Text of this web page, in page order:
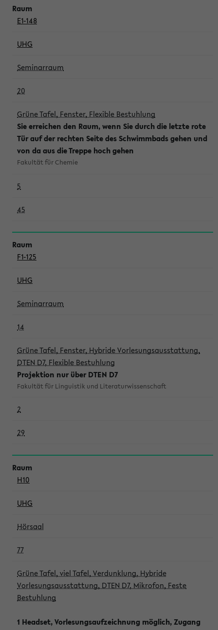
E1-148
UHG
Seminarraum
20
Grüne Tafel, Fenster, Flexible Bestuhlung
Sie erreichen den Raum, wenn Sie durch die letzte rote
Tür auf der rechten Seite des Schwimmbads gehen und
von da aus die Treppe hoch gehen
Fakultät für Chemie
5
45
F1-125
UHG
Seminarraum
14
Grüne Tafel, Fenster, Hybride Vorlesungsausstattung,
DTEN D7, Flexible Bestuhlung
Projektion nur über DTEN D7
Fakultät für Linguistik und Literaturwissenschaft
2
29
H10
UHG
Hörsaal
77
Grüne Tafel, viel Tafel, Verdunklung, Hybride
Vorlesungsausstattung, DTEN D7, Mikrofon, Feste
Bestuhlung
1 Headset, Vorlesungsaufzeichnung möglich, Zugang